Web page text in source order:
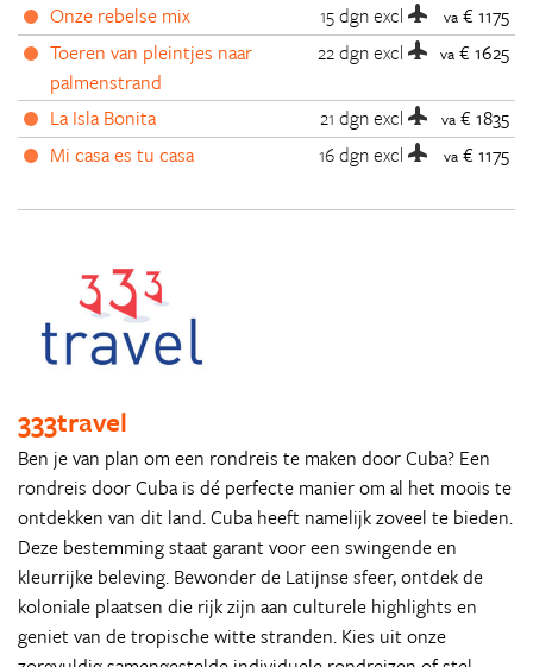
Onze rebelse mix
15 dgnexcl va € 1175
Toeren van pleintjes naar
palmenstrand
22 dgnexcl va € 1625
La Isla Bonita 21 dgnexcl va € 1835
Mi casa es tu casa
16 dgnexcl va € 1175
333travel
Ben je van plan om een rondreis te maken door Cuba? Een
rondreis door Cuba is dé perfecte manier om al het moois te
ontdekken van dit land. Cuba heeft namelijk zoveel te bieden.
Deze bestemming staat garant voor een swingende en
kleurrijke beleving. Bewonder de Latijnse sfeer, ontdek de
koloniale plaatsen die rijk zijn aan culturele highlights en
geniet van de tropische witte stranden. Kies uit onze